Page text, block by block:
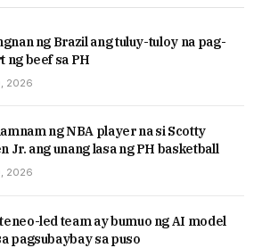
ng Brazil ang tuluy-tuloy na pag-
ng beef sa PH
2026
ng NBA player na si Scotty
Jr. ang unang lasa ng PH basketball
2026
led team ay bumuo ng AI model
pagsubaybay sa puso